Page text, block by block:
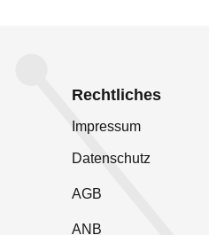
Rechtliches
Impressum
Datenschutz
AGB
ANB